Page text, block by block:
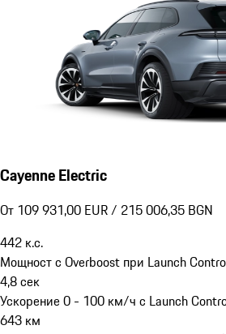
Cayenne Electric
От 109 931,00 EUR / 215 006,35 BGN
442 к.с.
Мощност с Overboost при Launch
4,8сек
Ускорение 0 - 100 км/ч с Launch
643 км